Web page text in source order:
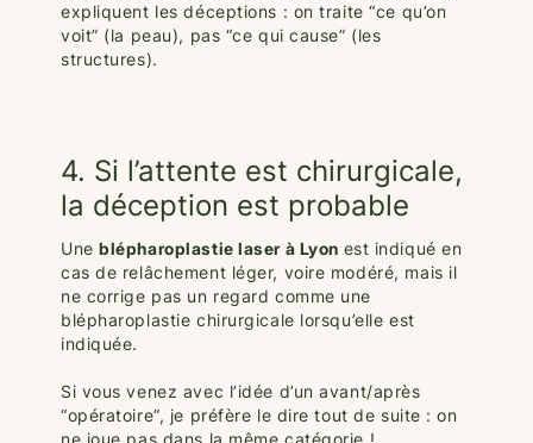
expliquent les déceptions : on traite “ce qu’on
voit” (la peau), pas “ce qui cause” (les
structures).
4. Si l’attente est chirurgicale,
la déception est probable
Uneblépharoplastie laser à Lyon est indiqué en
cas de relâchement léger, voire modéré, mais il
ne corrige pas un regard comme une
blépharoplastie chirurgicale lorsqu’elle est
indiquée.
Si vous venez avec l’idée d’un avant/après
“opératoire”, je préfère le dire tout de suite : on